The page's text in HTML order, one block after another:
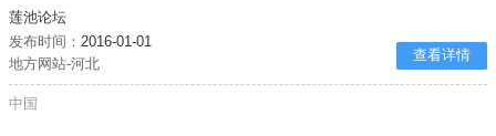
莲池论坛
发布时间：2016-01-01
地方网站-河北
查看详情
中国